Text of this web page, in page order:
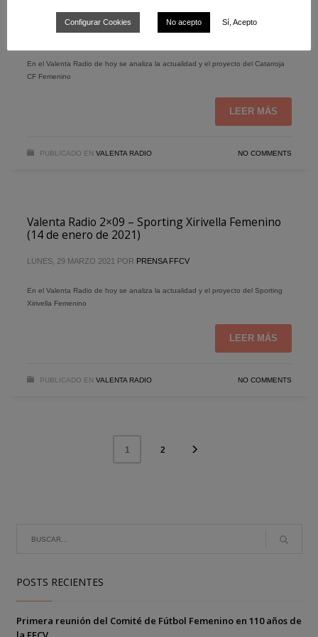
LUNES, 29 MARZO 2021 PORPRENSA FFCV
En el Valenta Radio de hoy se analiza la actualidad y el proyecto del Catarroja
CF Femenino
LEER MÁS
PUBLICADO EN VALENTA RADIO NO COMMENTS
Valenta Radio 2×09 – Sporting Xirivella Femenino
(14 de enero de 2021)
LUNES, 29 MARZO 2021 POR PRENSA FFCV
En el Valenta Radio de hoy se analiza la actualidad y el proyecto del Sporting
Xirivella Femenino
LEER MÁS
PUBLICADO EN VALENTA RADIO NO COMMENTS
1 2
POSTS RECIENTES
Primera reunión del Comité de Fútbol Femenino en 110 años de
Configurar Cookies No acepto Sí, Acepto